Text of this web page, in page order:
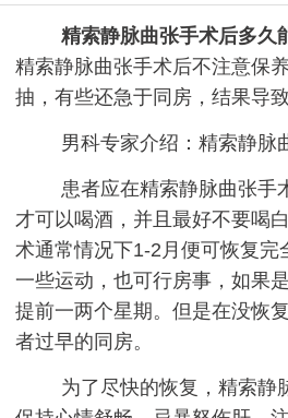
精索静脉曲张手术后多久
精索静脉曲张手术后不注意保
抽，有些还急于同房，结果导
男科专家介绍：精索静脉
患者应在精索静脉曲张手
才可以喝酒，并且最好不要喝
术通常情况下1-2月便可恢复完
一些运动，也可行房事，如果
提前一两个星期。但是在没恢
者过早的同房。
为了尽快的恢复，精索静